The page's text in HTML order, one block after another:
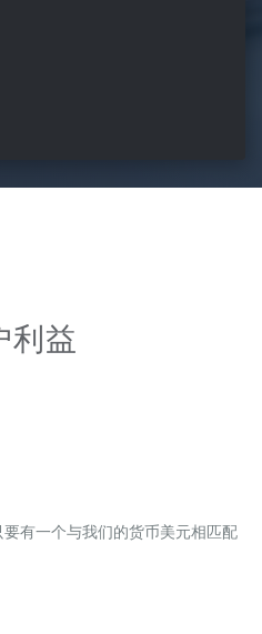
利益
有一个与我们的货币美元相匹配